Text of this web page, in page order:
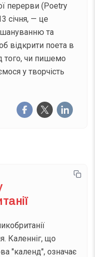
перерви (Poetry
січня, — це
та
відкрити поета в
того, чи пишемо
у творчість
Каленніг, що
"календ", означає